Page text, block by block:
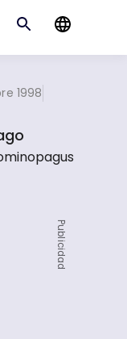
1998
Publicidad